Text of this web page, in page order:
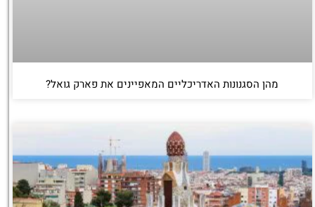
מהן הסגנונות האדריכליים המאפיינים את פארק גואל?